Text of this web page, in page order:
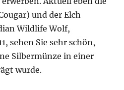
und der Elch
Wildlife Wolf,
sehen Sie sehr schön,
Silbermünze in einer
wurde.